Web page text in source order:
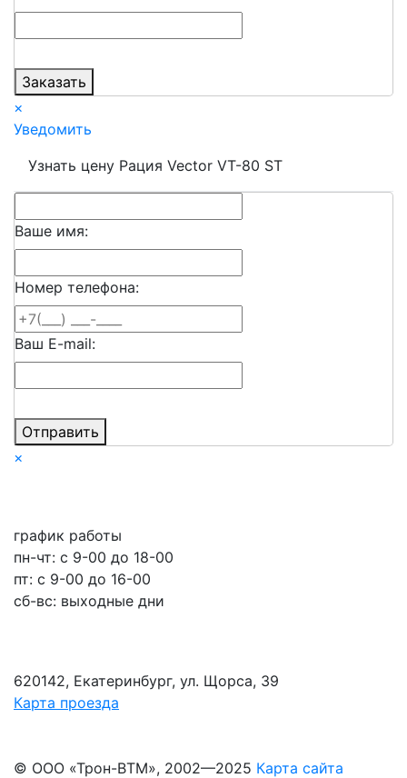
Заказать
×
Уведомить
Узнать цену Рация Vector VT-80 ST
Ваше имя:
Номер телефона:
Ваш E-mail:
Отправить
×
график работы
пн-чт: c 9-00 до 18-00
пт: с 9-00 до 16-00
сб-вс: выходные дни
620142, Екатеринбург, ул. Щорса, 39
Карта проезда
© ООО «Трон-ВТМ», 2002—2025 Карта сайта